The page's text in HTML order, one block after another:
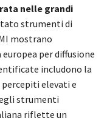
nelle grandi
strumenti di
mostrano
per diffusione
includono la
elevati e
strumenti
riflette un